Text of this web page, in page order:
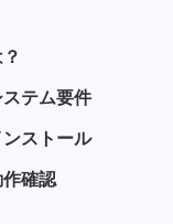
テム要件
ストール
確認